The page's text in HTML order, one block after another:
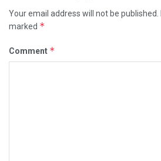
Your email address will not be published.
marked *
Comment *